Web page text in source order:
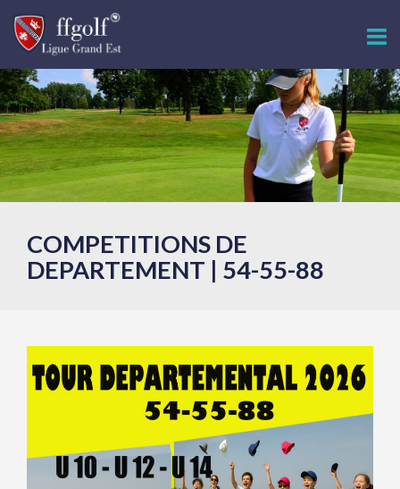
COMPETITIONS DE
DEPARTEMENT | 54-55-88